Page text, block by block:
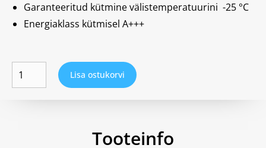
Garanteeritud kütmine välistemperatuurini -25 °C
Energiaklass kütmisel A+++
Lisa ostukorvi
Tooteinfo